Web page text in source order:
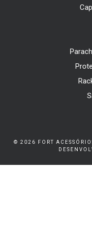
© 2026 FORT